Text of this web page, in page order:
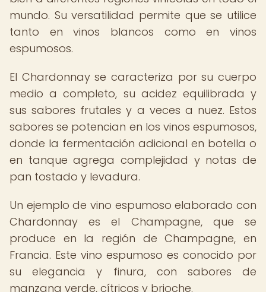
mundo. Su versatilidad permite que se utilice
tanto en vinos blancos como en vinos
espumosos.
El Chardonnay se caracteriza por su cuerpo
medio a completo, su acidez equilibrada y
sus sabores frutales y a veces a nuez. Estos
sabores se potencian en los vinos espumosos,
donde la fermentación adicional en botella o
en tanque agrega complejidad y notas de
pan tostado y levadura.
Un ejemplo de vino espumoso elaborado con
Chardonnay es el Champagne, que se
produce en la región de Champagne, en
Francia. Este vino espumoso es conocido por
su elegancia y finura, con sabores de
manzana verde, cítricos y brioche.